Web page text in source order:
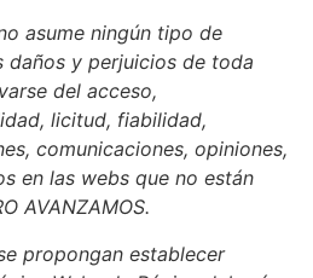
asume ningún tipo de
daños y perjuicios de toda
del acceso,
licitud, fiabilidad,
comunicaciones, opiniones,
en las webs que no están
AVANZAMOS.
propongan establecer